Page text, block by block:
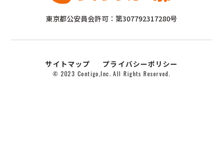
東京都公安員会許可：第307792317280号
サイトマップ プライバシーポリシー
© 2023 Contigo,Inc. All Rights Reserved.